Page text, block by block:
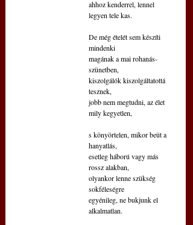
ahhoz kenderrel, lennel
legyen tele kas.
De még ételét sem készíti
mindenki
magának a mai rohanás-
szünetben,
kiszolgálók kiszolgáltatottá
tesznek,
jobb nem megtudni, az élet
mily kegyetlen,
s könyörtelen, mikor beüt a
hanyatlás,
esetleg háború vagy más
rossz alakban,
olyankor lenne szükség
sokféleségre
egyénileg, ne bukjunk el
alkalmatlan.